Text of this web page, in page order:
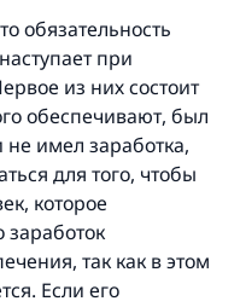
обязательность
при
из них состоит
обеспечивают, был
имел заработка,
для того, чтобы
которое
заработок
так как в этом
Если его